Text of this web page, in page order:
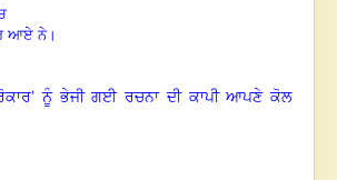
ਆਏ ਨੇ।
ਨੂੰ ਭੇਜੀ ਗਈ ਰਚਨਾ ਦੀ ਕਾਪੀ ਆਪਣੇ ਕੋਲ